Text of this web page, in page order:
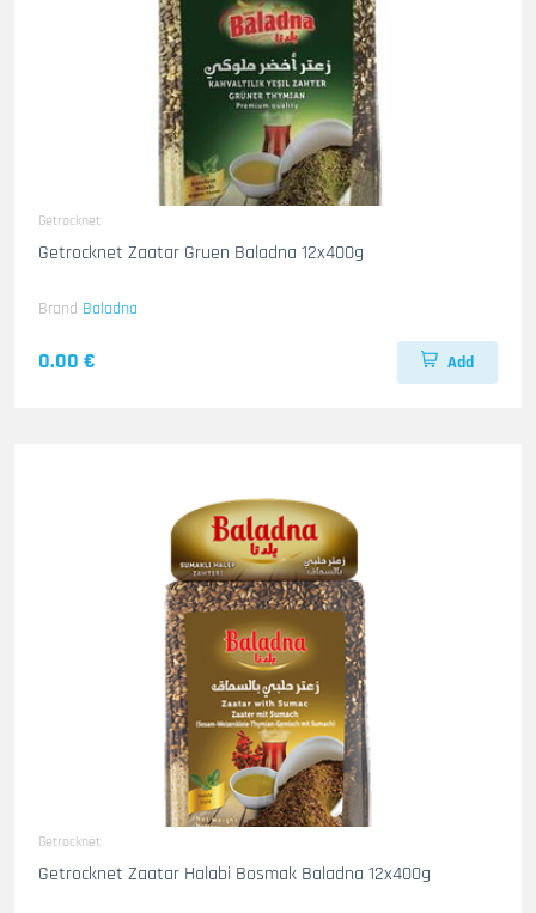
Getrocknet
Getrocknet Zaatar Gruen Baladna 12x400g
Brand Baladna
0.00 € Add
Getrocknet
Getrocknet Zaatar Halabi Bosmak Baladna 12x400g